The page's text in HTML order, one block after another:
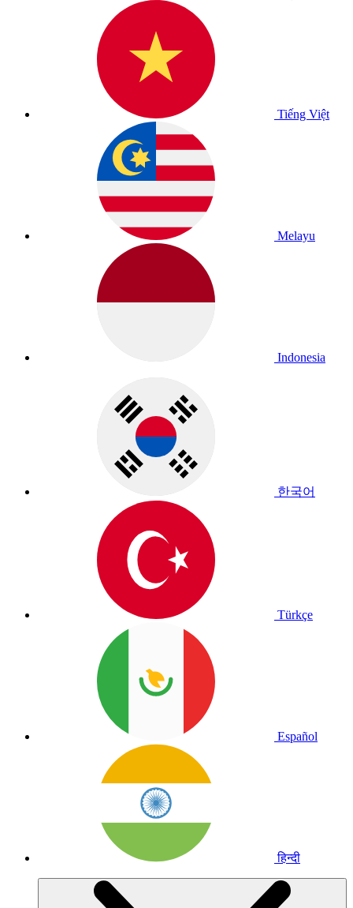
Tiếng Việt
Melayu
Indonesia
한국어
Türkçe
Español
हिन्दी